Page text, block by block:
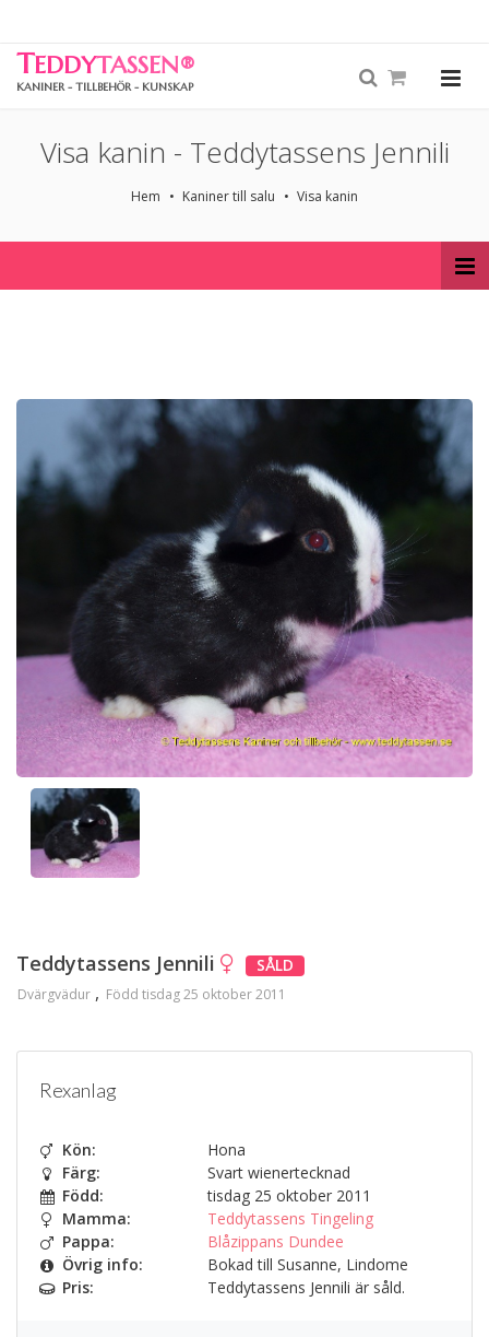
TEDDYTASSEN®
KANINER - TILLBEHÖR - KUNSKAP
Visa kanin - Teddytassens Jennili
Hem Kaniner till salu Visa kanin
Teddytassens Jennili SÅLD
Dvärgvädur Född tisdag 25 oktober 2011
Rexanlag
Kön:
Hona
Färg:
Svart wienertecknad
Född:
tisdag 25 oktober 2011
Mamma:
Teddytassens Tingeling
Pappa:
Blåzippans Dundee
Övrig info:
Bokad till Susanne, Lindome
Pris:
Teddytassens Jennili är såld.